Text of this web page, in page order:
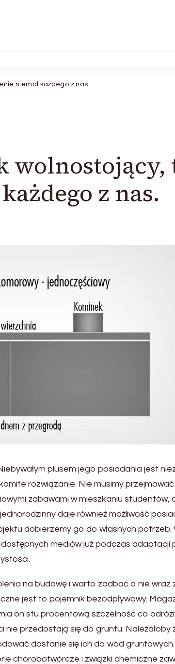
niemal każdego z nas.
wolnostojący,
z nas.
plusem jego posiadania jest
rozwiązanie. Nie musimy przejmować
zabawami w mieszkaniu studentów,
daje również możliwość
dobierzemy go do własnych potrzeb.
mediów już podczas adaptacji
na budowę i warto zadbać o nie wraz
jest to pojemnik bezodpływowy.
on stu procentową szczelność co
nie przedostają się do gruntu. Należałoby
dostanie się ich do wód
chorobotwórcze i związki chemiczne